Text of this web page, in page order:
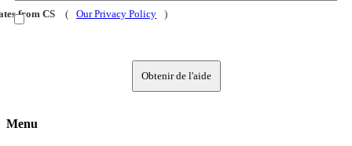
from CS ( Our Privacy Policy )
Obtenir de l'aide
Menu